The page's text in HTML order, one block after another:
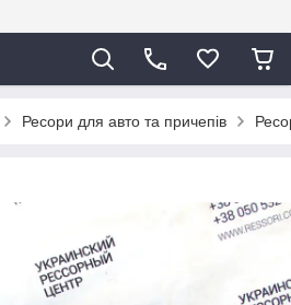
Ресори для авто та причепів